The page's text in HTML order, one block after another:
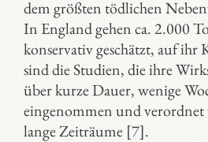
dem größten tödlichen
In England gehen ca. 2.000
konservativ geschätzt, auf ihr
sind die Studien, die ihre
über kurze Dauer, wenige
eingenommen und verordnet
lange Zeiträume [7].